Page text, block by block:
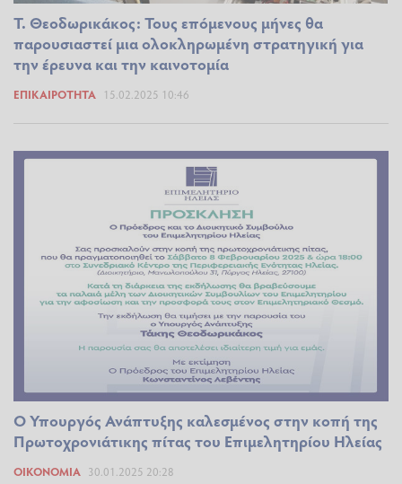
Τ. Θεοδωρικάκος: Τους επόμενους μήνες θα
παρουσιαστεί μια ολοκληρωμένη στρατηγική για
την έρευνα και την καινοτομία
ΕΠΙΚΑΙΡΌΤΗΤΑ 15.02.2025 10:46
Ο Υπουργός Ανάπτυξης καλεσμένος στην κοπή της
Πρωτοχρονιάτικης πίτας του Επιμελητηρίου Ηλείας
ΟΙΚΟΝΟΜΊΑ 30.01.2025 20:28